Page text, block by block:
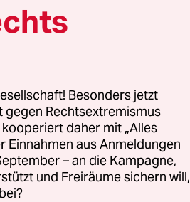
nennen.
Ende
und
durch die
Besonders jetzt
gegen Rechtsextremismus
daher mit „Alles
Einnahmen aus Anmeldungen
– an die Kampagne,
und Freiräume sichern will,